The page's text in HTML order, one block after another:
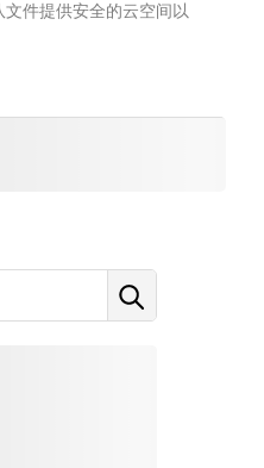
件提供安全的云空间以